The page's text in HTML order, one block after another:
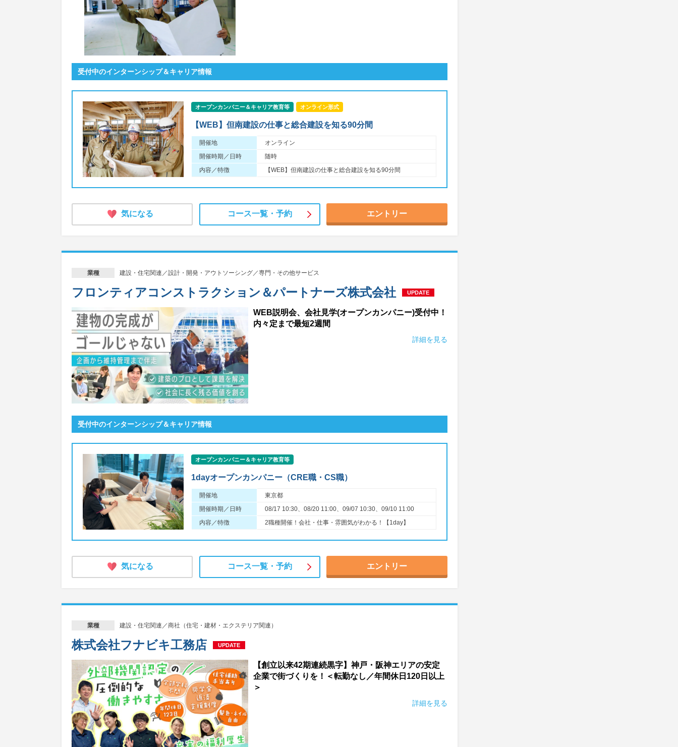
受付中のインターンシップ＆キャリア情報
オープンカンパニー＆キャリア教育等 オンライン形式
【WEB】但南建設の仕事と総合建設を知る90分間
開催地
オンライン
開催時期／日時
随時
内容／特徴
【WEB】但南建設の仕事と総合建設を知る90分間
気になる コース一覧・ 予約 エントリー
業種 建設・住宅関連／設計・開発・アウトソーシング／専門・その他サービス
フロンティアコンストラクション＆パートナーズ株式会社 UPDATE
WEB説明会、会社見学(オープンカンパニー)受付中！
内々定まで最短2週間
詳細を見る
受付中のインターンシップ＆キャリア情報
オープンカンパニー＆キャリア教育等
1dayオープンカンパニー（CRE職・CS職）
開催地
東京都
開催時期／日時
08/17 10:30、08/20 11:00、09/07 10:30、09/10 11:00
内容／特徴
2職種開催！会社・仕事・雰囲気がわかる！【1day】
気になる コース一覧・ 予約 エントリー
業種 建設・住宅関連／商社（住宅・建材・エクステリア関連）
株式会社フナビキ工務店 UPDATE
【創立以来42期連続黒字】神戸・阪神エリアの安定
企業で街づくりを！＜転勤なし／年間休日120日以上
＞
詳細を見る